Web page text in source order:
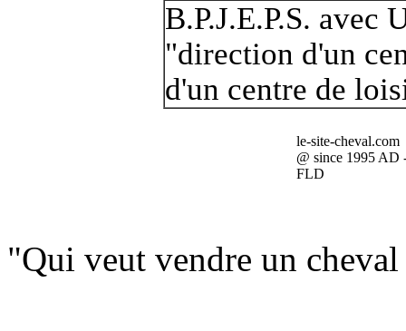
B.P.J.E.P.S. avec
"direction d'un
d'un centre de
le-site-cheval.com
@ since 1995 AD
FLD
"Qui veut vendre un